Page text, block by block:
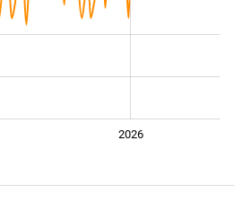
2026